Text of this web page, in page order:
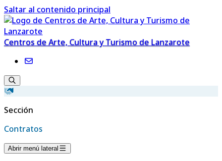
Saltar al contenido principal
Centros de Arte, Cultura y Turismo de Lanzarote
Sección
Contratos
Abrir menú lateral